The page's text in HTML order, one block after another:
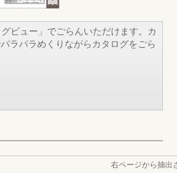
ビュー」でごらんいただけます。カ
ラパラめくりながらカタログをごら
右ページから抽出